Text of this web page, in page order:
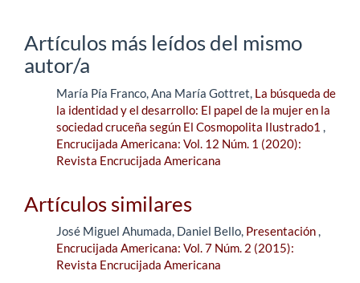
Artículos más leídos del mismo
autor/a
María Pía Franco, Ana María Gottret, La búsqueda de
la identidad y el desarrollo: El papel de la mujer en la
sociedad cruceña según El Cosmopolita Ilustrado1 ,
Encrucijada Americana: Vol. 12 Núm. 1 (2020):
Revista Encrucijada Americana
Artículos similares
José Miguel Ahumada, Daniel Bello, Presentación,
Encrucijada Americana: Vol. 7 Núm. 2 (2015):
Revista Encrucijada Americana